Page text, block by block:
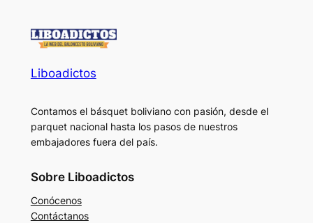
Liboadictos
Contamos el básquet boliviano con pasión, desde el
parquet nacional hasta los pasos de nuestros
embajadores fuera del país.
Sobre Liboadictos
Conócenos
Contáctanos